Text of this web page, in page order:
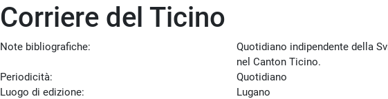
Corriere del Ticino
Note bibliografiche:
Quotidiano indipendente della
nel Canton Ticino.
Periodicità:
Quotidiano
Luogo di edizione:
Lugano